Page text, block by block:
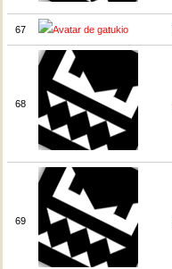
67
68
69